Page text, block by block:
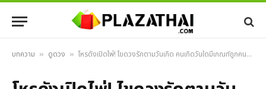
บทความ » ดูดวง » โหรดังเปิดไพ่! ไขดวงรักตามวันเกิด คนเกิดวันใดมีเกณฑ์ถูกคนรักตีจาก